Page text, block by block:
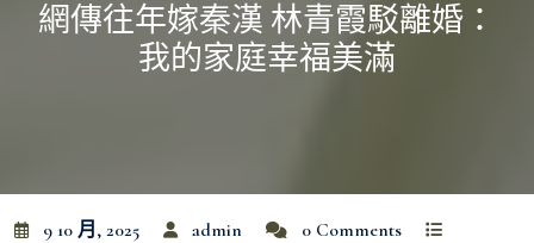
網傳往年嫁秦漢 林青霞駁離婚：
我的家庭幸福美滿
9 10 月, 2025 admin
0 Comments